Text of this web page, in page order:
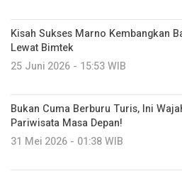
Kisah Sukses Marno Kembangkan
Lewat Bimtek
25 Juni 2026 - 15:53 WIB
Bukan Cuma Berburu Turis, Ini
Pariwisata Masa Depan!
31 Mei 2026 - 01:38 WIB